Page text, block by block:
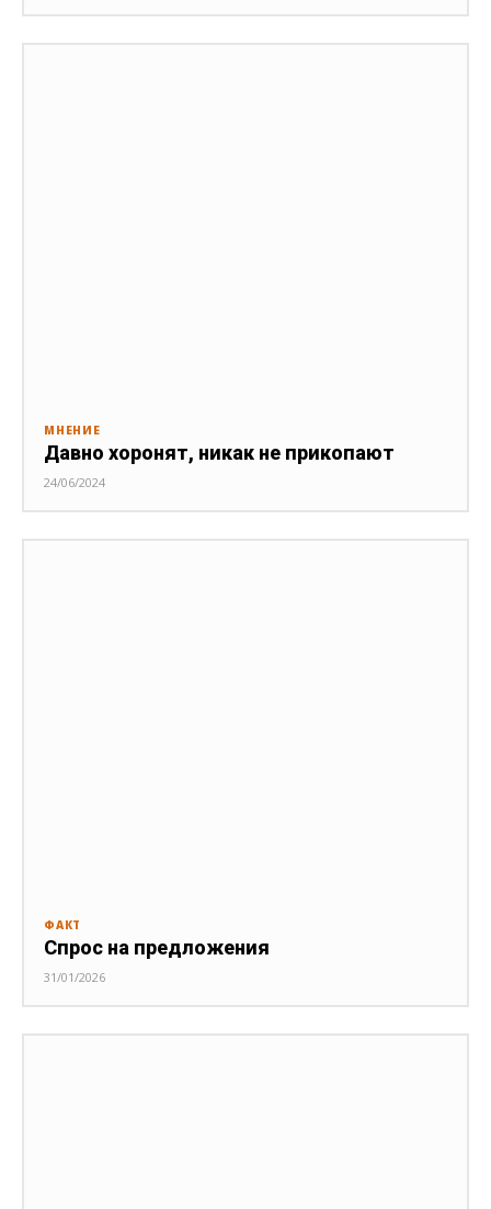
МНЕНИЕ
Давно хоронят, никак не прикопают
24/06/2024
ФАКТ
Спрос на предложения
31/01/2026